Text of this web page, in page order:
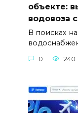
объекте:
водовоза
В поисках
0 240